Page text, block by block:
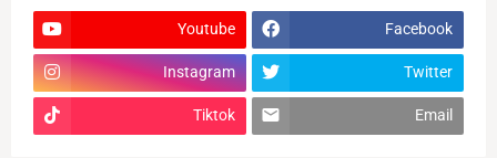
Youtube Facebook
Instagram Twitter
Tiktok Email